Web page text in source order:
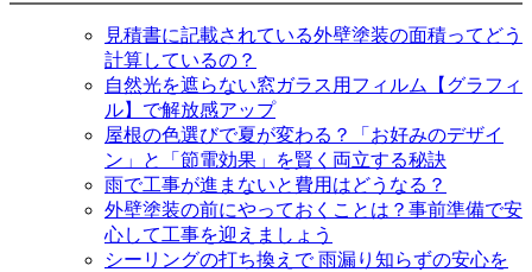
見積書に記載されている外壁塗装の面積ってどう
計算しているの？
自然光を遮らない窓ガラス用フィルム【グラフィ
ル】で解放感アップ
屋根の色選びで夏が変わる？「お好みのデザイ
ン」と「節電効果」を賢く両立する秘訣
雨で工事が進まないと費用はどうなる？
外壁塗装の前にやっておくことは？事前準備で安
心して工事を迎えましょう
シーリングの打ち換えで 雨漏り知らずの安心を